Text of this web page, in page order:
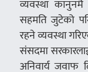
व्यवस्था
सहमति जुटेको
रहने व्यवस्था
संसदमा
अनिवार्य जवाफ